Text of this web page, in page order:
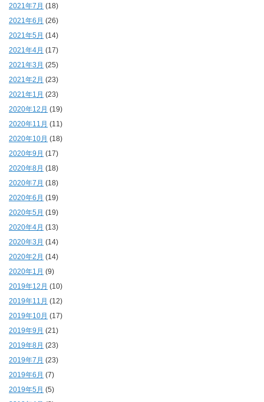
2021年7月 (18)
2021年6月 (26)
2021年5月 (14)
2021年4月 (17)
2021年3月 (25)
2021年2月 (23)
2021年1月 (23)
2020年12月 (19)
2020年11月 (11)
2020年10月 (18)
2020年9月 (17)
2020年8月 (18)
2020年7月 (18)
2020年6月 (19)
2020年5月 (19)
2020年4月 (13)
2020年3月 (14)
2020年2月 (14)
2020年1月 (9)
2019年12月 (10)
2019年11月 (12)
2019年10月 (17)
2019年9月 (21)
2019年8月 (23)
2019年7月 (23)
2019年6月 (7)
2019年5月 (5)